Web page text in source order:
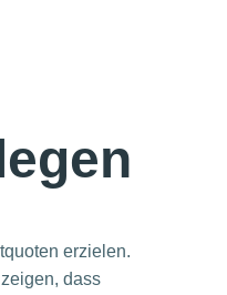
erzielen.
dass